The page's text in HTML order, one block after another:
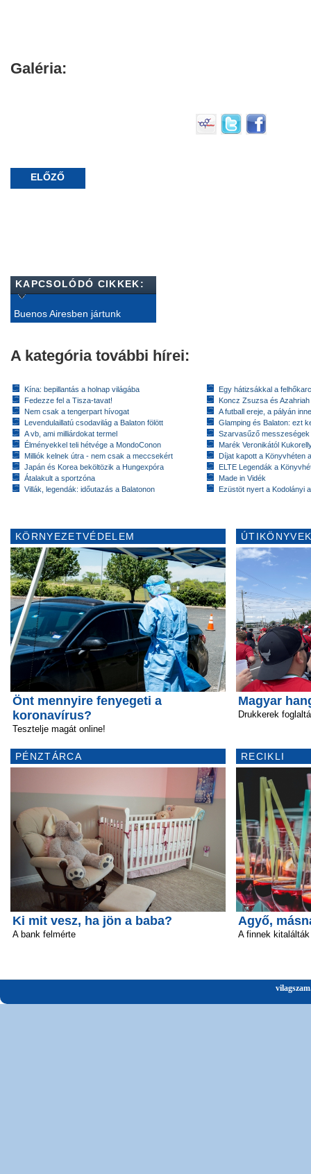
Galéria:
ELŐZŐ
KAPCSOLÓDÓ CIKKEK:
Buenos Airesben jártunk
A kategória további hírei:
Kína: bepillantás a holnap világába
Fedezze fel a Tisza-tavat!
Nem csak a tengerpart hívogat
Levendulaillatú csodavilág a Balaton fölött
A vb, ami milliárdokat termel
Élményekkel teli hétvége a MondoConon
Milliók kelnek útra - nem csak a meccsekért
Japán és Korea beköltözik a Hungexpóra
Átalakult a sportzóna
Villák, legendák: időutazás a Balatonon
Egy hátizsákkal a
Koncz Zsuzsa és
A futball ereje, a pályán
Glamping és Balaton: ezt
Szarvasűző messzeségek
Marék Veronikától
Díjat kapott a Könyvhéten
ELTE Legendák a
Made in Vidék
Ezüstöt nyert a Kodolányi
KÖRNYEZETVÉDELEM
Önt mennyire fenyegeti a
koronavírus?
Tesztelje magát online!
PÉNZTÁRCA
Ki mit vesz, ha jön a baba?
A bank felmérte
Magyar
Drukkerek
RECIKLI
Agyő,
A finnek kitalálták